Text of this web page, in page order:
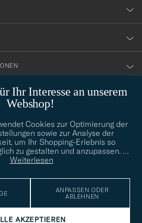
Ihr Interesse an unserem
Webshop!
Cookies zur Optimierung der
sowie zur Analyse der
um Ihr Shopping-Erlebnis so
zu gestalten und anzupassen. …
Weiterlesen
ANPASSEN ODER
ABLEHNEN
AKZEPTIEREN
der Suche nach Ihrem persönlichen Stil?
wir helfen Ihnen gerne weiter!